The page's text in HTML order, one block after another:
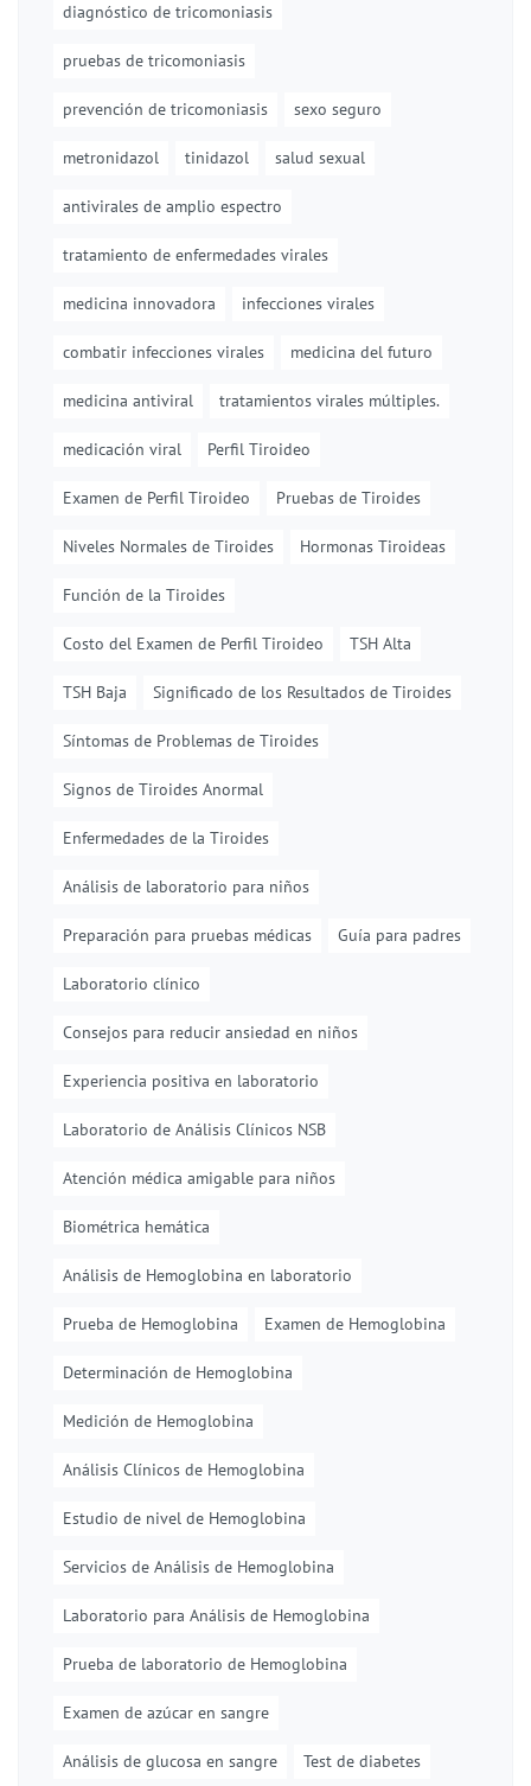
diagnóstico de tricomoniasis
pruebas de tricomoniasis
prevención de tricomoniasis sexo seguro
metronidazol tinidazol salud sexual
antivirales de amplio espectro
tratamiento de enfermedades virales
medicina innovadora infecciones virales
combatir infecciones virales medicina del futuro
medicina antiviral tratamientos virales múltiples.
medicación viral Perfil Tiroideo
Examen de Perfil Tiroideo Pruebas de Tiroides
Niveles Normales de Tiroides Hormonas Tiroideas
Función de la Tiroides
Costo del Examen de Perfil Tiroideo TSH Alta
TSH Baja Significado de los Resultados de Tiroides
Síntomas de Problemas de Tiroides
Signos de Tiroides Anormal
Enfermedades de la Tiroides
Análisis de laboratorio para niños
Preparación para pruebas médicas Guía para padres
Laboratorio clínico
Consejos para reducir ansiedad en niños
Experiencia positiva en laboratorio
Laboratorio de Análisis Clínicos NSB
Atención médica amigable para niños
Biométrica hemática
Análisis de Hemoglobina en laboratorio
Prueba de Hemoglobina Examen de Hemoglobina
Determinación de Hemoglobina
Medición de Hemoglobina
Análisis Clínicos de Hemoglobina
Estudio de nivel de Hemoglobina
Servicios de Análisis de Hemoglobina
Laboratorio para Análisis de Hemoglobina
Prueba de laboratorio de Hemoglobina
Examen de azúcar en sangre
Análisis de glucosa en sangre Test de diabetes